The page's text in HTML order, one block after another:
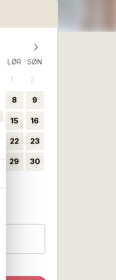
LØR SØN
1 2
8 9
15 16
22 23
29 30